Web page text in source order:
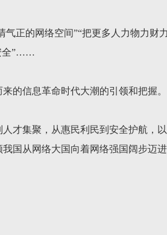
气正的网络空间”“把更多人力物力
全”……
的信息革命时代大潮的引领和把握。
才集聚，从惠民利民到安全护航，
国从网络大国向着网络强国阔步迈